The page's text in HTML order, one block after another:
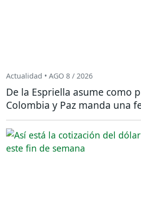
Actualidad • AGO 8 / 2026
De la Espriella asume como
Colombia y Paz manda una